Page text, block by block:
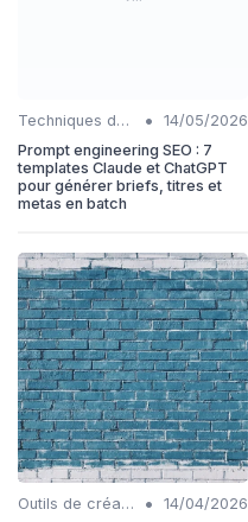
Techniques de rédaction IA •
14/05/2026
Prompt engineering SEO : 7
templates Claude et ChatGPT
pour générer briefs, titres et
metas en batch
Outils de création de contenu automatisés •
14/04/2026